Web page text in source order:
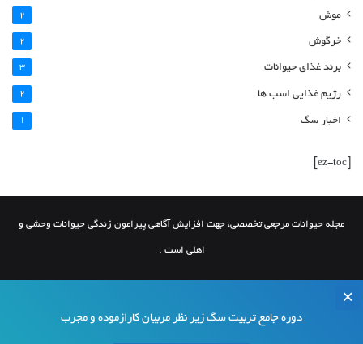
موش 2
خرگوش 2
برند غذای حیوانات 3
رژیم غذایی اسب ها 2
اخبار سگ 1
مجله حیوانات مرجعی تخصصی، جهت افزایش آگاهی پیرامون زندگی حیوانات وحشی و
اهلی است .
دوره جامع تربیت سگ زیر نظر مربیان کارازموده و مجرب